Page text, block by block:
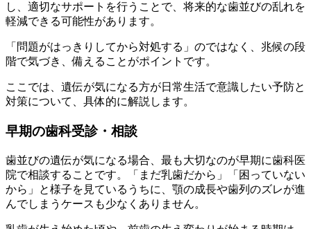
し、適切なサポートを行うことで、将来的な歯並びの乱れを
軽減できる可能性があります。
「問題がはっきりしてから対処する」のではなく、兆候の段
階で気づき、備えることがポイントです。
ここでは、遺伝が気になる方が日常生活で意識したい予防と
対策について、具体的に解説します。
早期の歯科受診・相談
歯並びの遺伝が気になる場合、最も大切なのが早期に歯科医
院で相談することです。「まだ乳歯だから」「困っていない
から」と様子を見ているうちに、顎の成長や歯列のズレが進
んでしまうケースも少なくありません。